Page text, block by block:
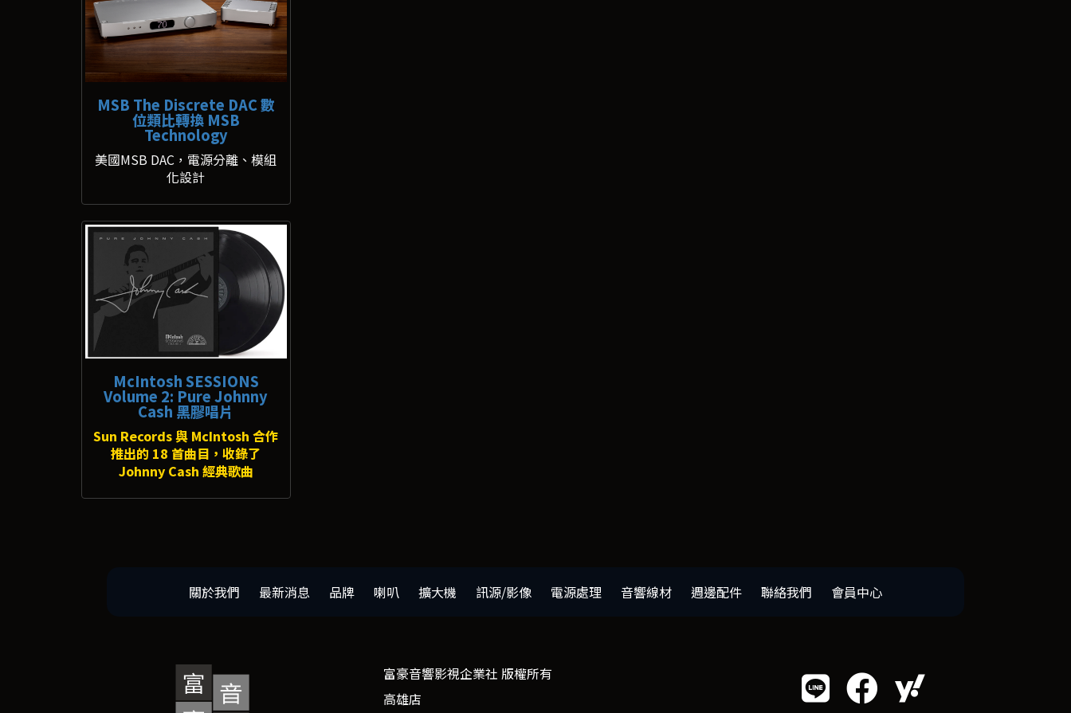
MSB The Discrete DAC 數
位類比轉換 MSB
Technology
美國MSB DAC，電源分離、模組
化設計
McIntosh SESSIONS
Volume 2: Pure Johnny
Cash 黑膠唱片
Sun Records 與 McIntosh 合作
推出的 18 首曲目，收錄了
Johnny Cash 經典歌曲
關於我們 最新消息 品牌 喇叭 擴大機 訊源/影像 電源處理 音響線材 週邊配件 聯絡我們 會員中心
富豪音響影視企業社 版權所有
高雄店